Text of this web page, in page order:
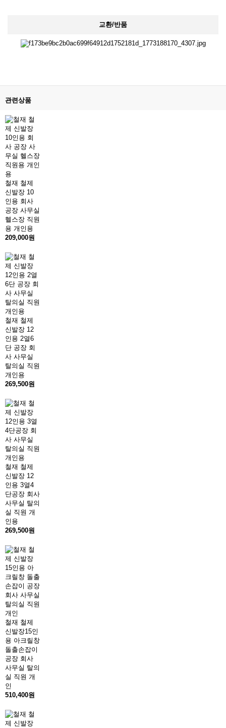
교환/반품
관련상품
철재 철제
신발장 10
인용 회사
공장 사무실
헬스장 직원
용 개인용
209,000원
철재 철제
신발장 12
인용 2열6
단 공장 회
사 사무실
탈의실 직원
개인용
269,500원
철재 철제
신발장 12
인용 3열4
단공장 회사
사무실 탈의
실 직원 개
인용
269,500원
철재 철제
신발장15인
용 아크릴창
돌출손잡이
공장 회사
사무실 탈의
실 직원 개
인
510,400원